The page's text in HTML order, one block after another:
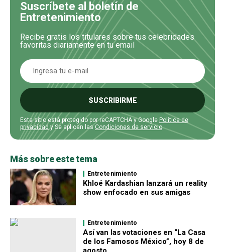
Suscríbete al boletín de
Entretenimiento
Recibe gratis los titulares sobre tus celebridades
favoritas diariamente en tu email
SUSCRIBIRME
Este sitio está protegido por reCAPTCHA y Google Política de
privacidad y Se aplican lasCondiciones de servicio.
Más sobre este tema
Entretenimiento
Khloé Kardashian lanzará un reality
show enfocado en sus amigas
Entretenimiento
Así van las votaciones en “La Casa
de los Famosos México”, hoy 8 de